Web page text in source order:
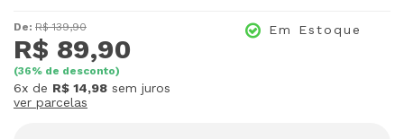
De: R$ 139,90
R$ 89,90
(36% de desconto)
6x de R$ 14,98 sem juros
ver parcelas
Em Estoque